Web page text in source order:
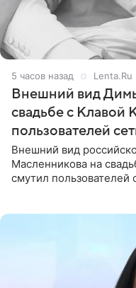
5 часов назад Lenta.Ru
Внешний вид
свадьбе с Клавой
пользователей
Внешний вид
Масленникова на
смутил пользователей